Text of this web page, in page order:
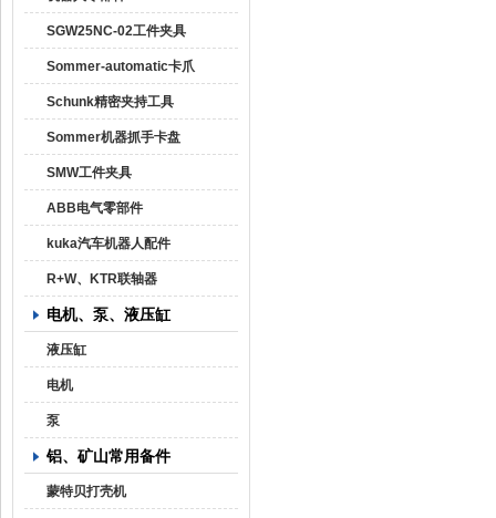
SGW25NC-02工件夹具
Sommer-automatic卡爪
Schunk精密夹持工具
Sommer机器抓手卡盘
SMW工件夹具
ABB电气零部件
kuka汽车机器人配件
R+W、KTR联轴器
电机、泵、液压缸
液压缸
电机
泵
铝、矿山常用备件
蒙特贝打壳机